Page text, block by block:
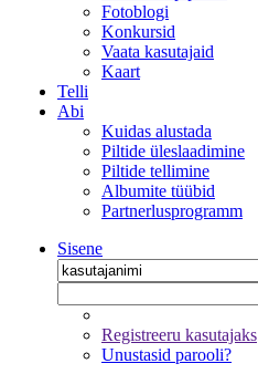
Fotoblogi
Konkursid
Vaata kasutajaid
Kaart
Telli
Abi
Kuidas alustada
Piltide üleslaadimine
Piltide tellimine
Albumite tüübid
Partnerlusprogramm
Sisene
Registreeru kasutajaks
Unustasid parooli?